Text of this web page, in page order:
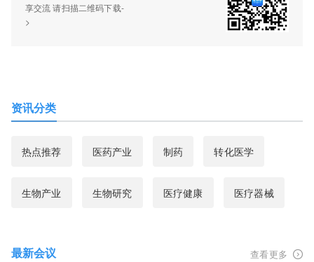
享交流 请扫描二维码下载-
>
资讯分类
热点推荐 医药产业 制药 转化医学
生物产业 生物研究 医疗健康 医疗器械
最新会议 查看更多